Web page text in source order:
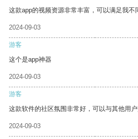
这款app的视频资源非常丰富，可以满足我不
2024-09-03
游客
这个是app神器
2024-09-03
游客
这款软件的社区氛围非常好，可以与其他用户
2024-09-03